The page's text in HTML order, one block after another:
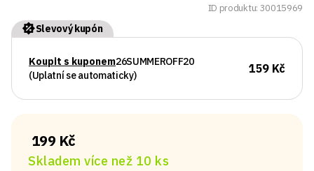
ID produktu: 30015969
Slevový kupón
Koupit s kuponem26SUMMEROFF20
(Uplatní se automaticky)
159 Kč
199 Kč
Skladem více než 10 ks